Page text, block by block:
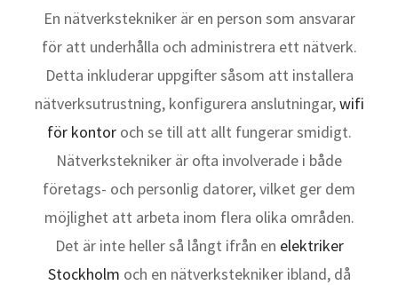
En nätverkstekniker är en person som ansvarar
för att underhålla och administrera ett nätverk.
Detta inkluderar uppgifter såsom att installera
nätverksutrustning, konfigurera anslutningar,wifi
för kontoroch se till att allt fungerar smidigt.
Nätverkstekniker är ofta involverade i både
företags- och personlig datorer, vilket ger dem
möjlighet att arbeta inom flera olika områden.
Det är inte heller så långt ifrån en elektriker
Stockholm och en nätverkstekniker ibland, då